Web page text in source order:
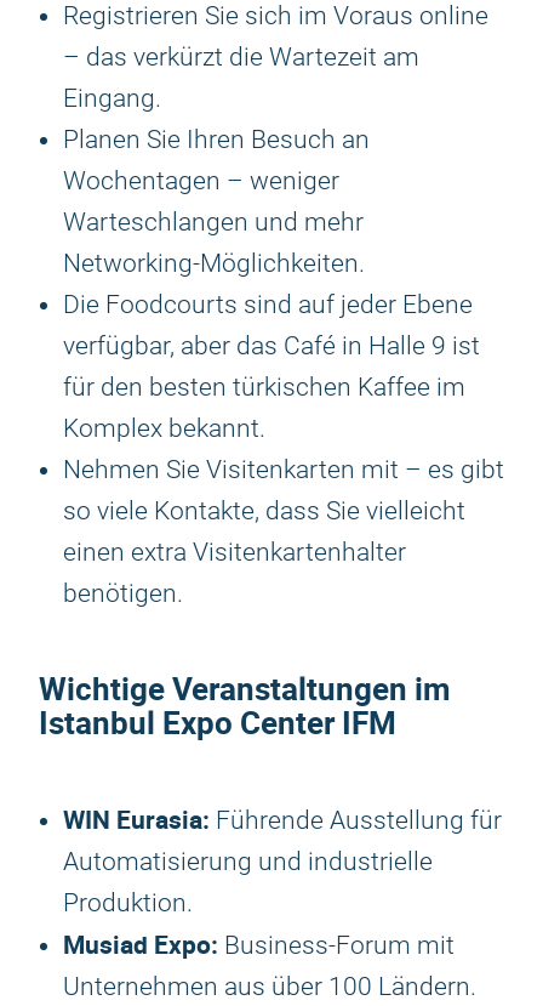
Registrieren Sie sich im Voraus online
– das verkürzt die Wartezeit am
Eingang.
Planen Sie Ihren Besuch an
Wochentagen – weniger
Warteschlangen und mehr
Networking-Möglichkeiten.
Die Foodcourts sind auf jeder Ebene
verfügbar, aber das Café in Halle 9 ist
für den besten türkischen Kaffee im
Komplex bekannt.
Nehmen Sie Visitenkarten mit – es gibt
so viele Kontakte, dass Sie vielleicht
einen extra Visitenkartenhalter
benötigen.
Wichtige Veranstaltungen im
Istanbul Expo Center IFM
WIN Eurasia: Führende Ausstellung für
Automatisierung und industrielle
Produktion.
Musiad Expo: Business-Forum mit
Unternehmen aus über 100 Ländern.